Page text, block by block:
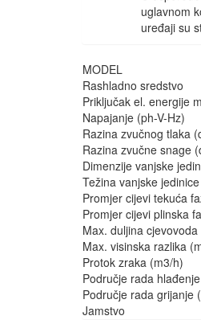
uglavnom
uređaji su
MODEL
Rashladno sredstvo
Priključak el. energije
Napajanje (ph-V-Hz)
Razina zvučnog tlaka
Razina zvučne snage
Dimenzije vanjske
Težina vanjske
Promjer cijevi tekuća
Promjer cijevi plinska
Max. duljina cjevovoda
Max. visinska razlika
Protok zraka (m3/h)
Područje rada
Područje rada grijanje
Jamstvo